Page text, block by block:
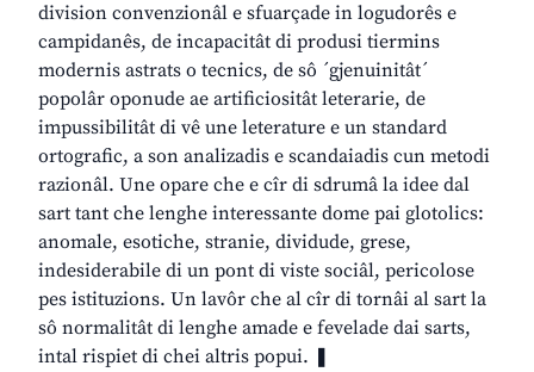
division convenzionâl e sfuarçade in logudorês e
campidanês, de incapacitât di produsi tiermins
modernis astrats o tecnics, de sô ´gjenuinitât´
popolâr oponude ae artificiositât leterarie, de
impussibilitât di vê une leterature e un standard
ortografic, a son analizadis e scandaiadis cun metodi
razionâl. Une opare che e cîr di sdrumâ la idee dal
sart tant che lenghe interessante dome pai glotolics:
anomale, esotiche, stranie, dividude, grese,
indesiderabile di un pont di viste sociâl, pericolose
pes istituzions. Un lavôr che al cîr di tornâi al sart la
sô normalitât di lenghe amade e fevelade dai sarts,
intal rispiet di chei altris popui. ❚